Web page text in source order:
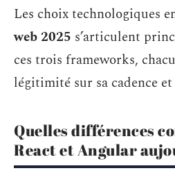
Les choix technologiques
web 2025 s’articulent
ces trois frameworks,
légitimité sur sa cadence
Quelles différences
React et Angular